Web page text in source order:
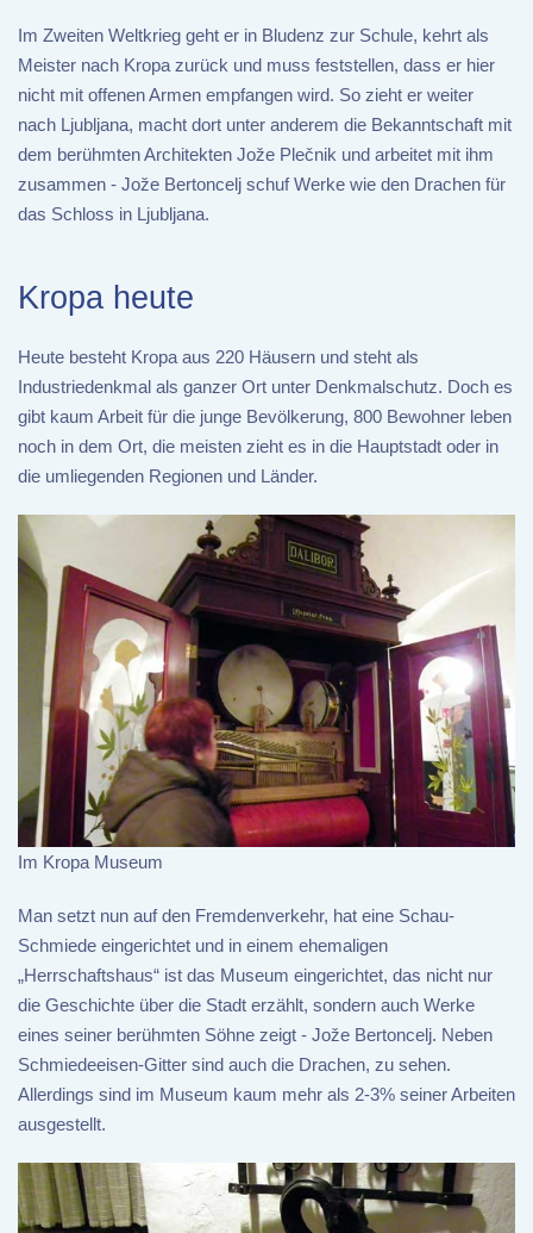
Im Zweiten Weltkrieg geht er in Bludenz zur Schule, kehrt als
Meister nach Kropa zurück und muss feststellen, dass er hier
nicht mit offenen Armen empfangen wird. So zieht er weiter
nach Ljubljana, macht dort unter anderem die Bekanntschaft mit
dem berühmten Architekten Jože Plečnik und arbeitet mit ihm
zusammen - Jože Bertoncelj schuf Werke wie den Drachen für
das Schloss in Ljubljana.
Kropa heute
Heute besteht Kropa aus 220 Häusern und steht als
Industriedenkmal als ganzer Ort unter Denkmalschutz. Doch es
gibt kaum Arbeit für die junge Bevölkerung, 800 Bewohner leben
noch in dem Ort, die meisten zieht es in die Hauptstadt oder in
die umliegenden Regionen und Länder.
Im Kropa Museum
Man setzt nun auf den Fremdenverkehr, hat eine Schau-
Schmiede eingerichtet und in einem ehemaligen
„Herrschaftshaus“ ist das Museum eingerichtet, das nicht nur
die Geschichte über die Stadt erzählt, sondern auch Werke
eines seiner berühmten Söhne zeigt - Jože Bertoncelj. Neben
Schmiedeeisen-Gitter sind auch die Drachen, zu sehen.
Allerdings sind im Museum kaum mehr als 2-3% seiner Arbeiten
ausgestellt.